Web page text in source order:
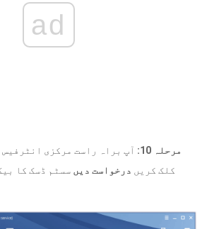
ad
مرحلہ 10:
آپ براہ راست مرکزی انٹرفیس
کلک کریں درخواست دیں سسٹم ڈسک کا